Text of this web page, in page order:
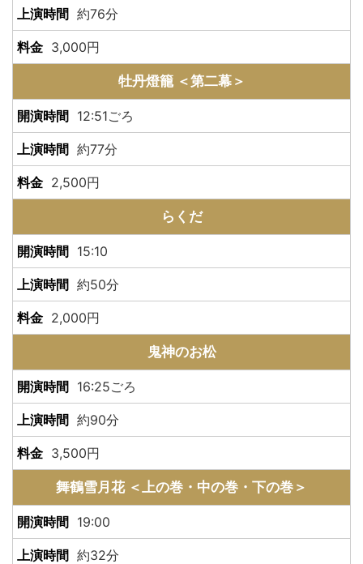
約76分
3,000円
牡丹燈籠 ＜第二幕＞
12:51ごろ
約77分
2,500円
らくだ
15:10
約50分
2,000円
鬼神のお松
16:25ごろ
約90分
3,500円
舞鶴雪月花 ＜上の巻・中の巻・下の巻＞
19:00
約32分